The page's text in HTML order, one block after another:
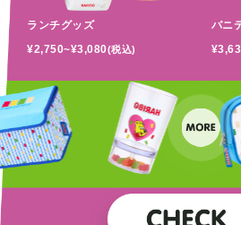
ランチグッズ
¥2,750~¥3,080(税込)
バニ